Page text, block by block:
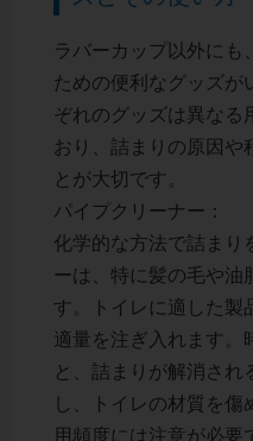
ラバーカップ以外にも
ための便利なグッズが
ぞれのグッズは異なる
おり、詰まりの原因や
とが大切です。
パイプクリーナー：
化学的な方法で詰まり
ーは、特に髪の毛や油
す。トイレに適した製
適量を注ぎ入れます。
と、詰まりが解消され
し、トイレの材質を
用頻度には注意が必要